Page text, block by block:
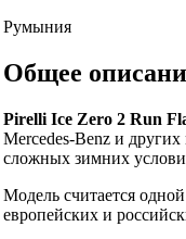
Румыния
Общее
Pirelli Ice Zero 2 Run
Mercedes-Benz и
сложных зимних
Модель считается
европейских и